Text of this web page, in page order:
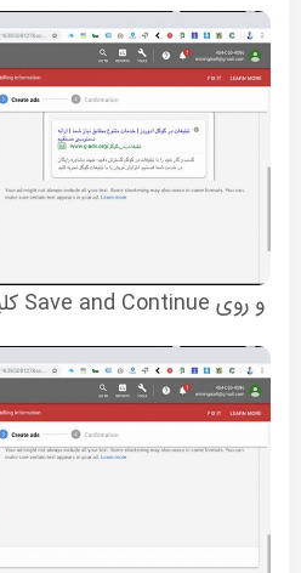
و روی Save and Continue کلیک کنید.